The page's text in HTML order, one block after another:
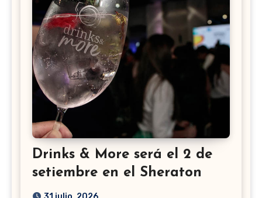
Drinks & More será el 2 de
setiembre en el Sheraton